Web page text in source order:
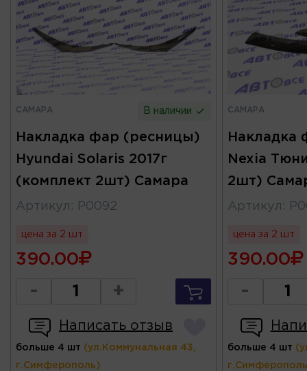
САМАРА В наличии
Накладка фар (ресницы)
Hyundai Solaris 2017г
(комплект 2шт) Самара
Артикул : Р0092
цена за 2 шт
390.00
- +
Написать отзыв
больше 4 шт (ул.Коммунальная 43,
г.Симферополь)
САМАРА
Накладка
Nexia
2шт)
Артикул :
цена за 2 шт
390.00
-
больше 4 шт